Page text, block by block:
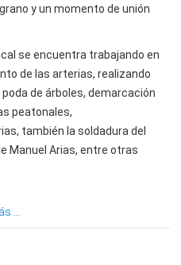
y un momento de unión
se encuentra trabajando en
de las arterias, realizando
de árboles, demarcación
peatonales,
también la soldadura del
Manuel Arias, entre otras
...